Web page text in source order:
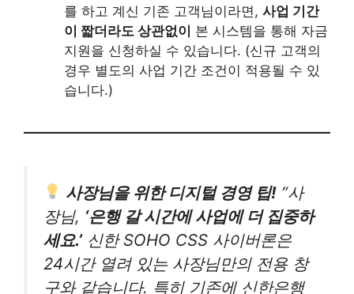
를 하고 계신 기존 고객님이라면, 사업 기간
이 짧더라도 상관없이 본 시스템을 통해 자금
지원을 신청하실 수 있습니다. (신규 고객의
경우 별도의 사업 기간 조건이 적용될 수 있
습니다.)
사장님을 위한 디지털 경영 팁! “사
장님, ‘은행 갈 시간에 사업에 더 집중하
세요.’신한 SOHO CSS 사이버론은
24시간 열려 있는 사장님만의 전용 창
구와 같습니다. 특히 기존에 신한은행